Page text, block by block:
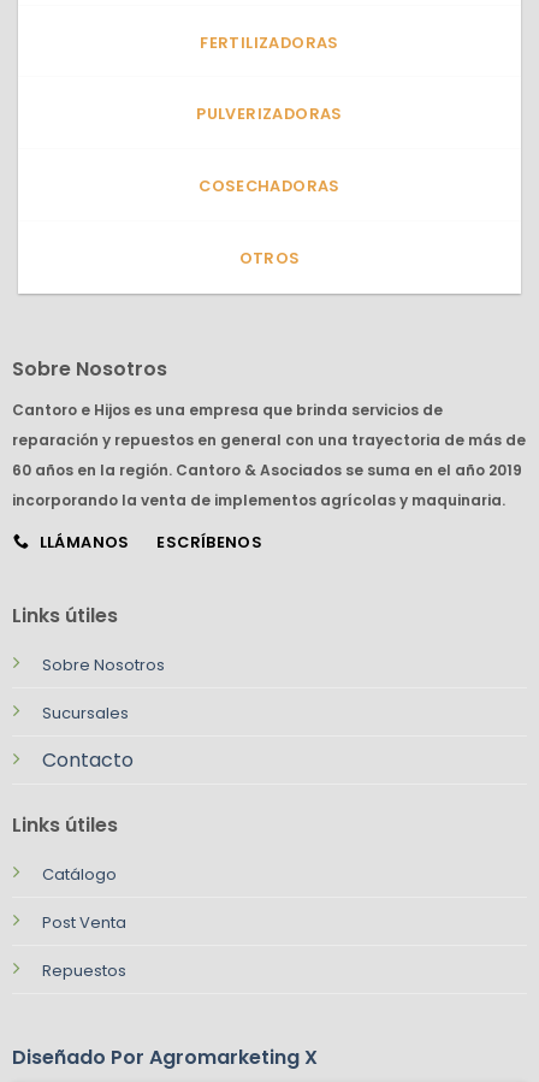
FERTILIZADORAS
PULVERIZADORAS
COSECHADORAS
OTROS
Sobre Nosotros
Cantoro e Hijos es una empresa que brinda servicios de
reparación y repuestos en general con una trayectoria de más de
60 años en la región. Cantoro & Asociados se suma en el año 2019
incorporando la venta de implementos agrícolas y maquinaria.
LLÁMANOS ESCRÍBENOS
Links útiles
Sobre Nosotros
Sucursales
Contacto
Links útiles
Catálogo
Post Venta
Repuestos
Diseñado Por Agromarketing X